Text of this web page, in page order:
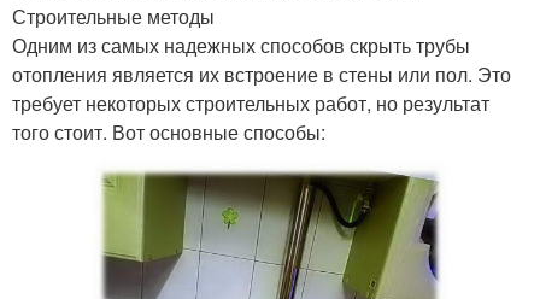
Строительные методы
Одним из самых надежных способов скрыть трубы
отопления является их встроение в стены или пол. Это
требует некоторых строительных работ, но результат
того стоит. Вот основные способы: